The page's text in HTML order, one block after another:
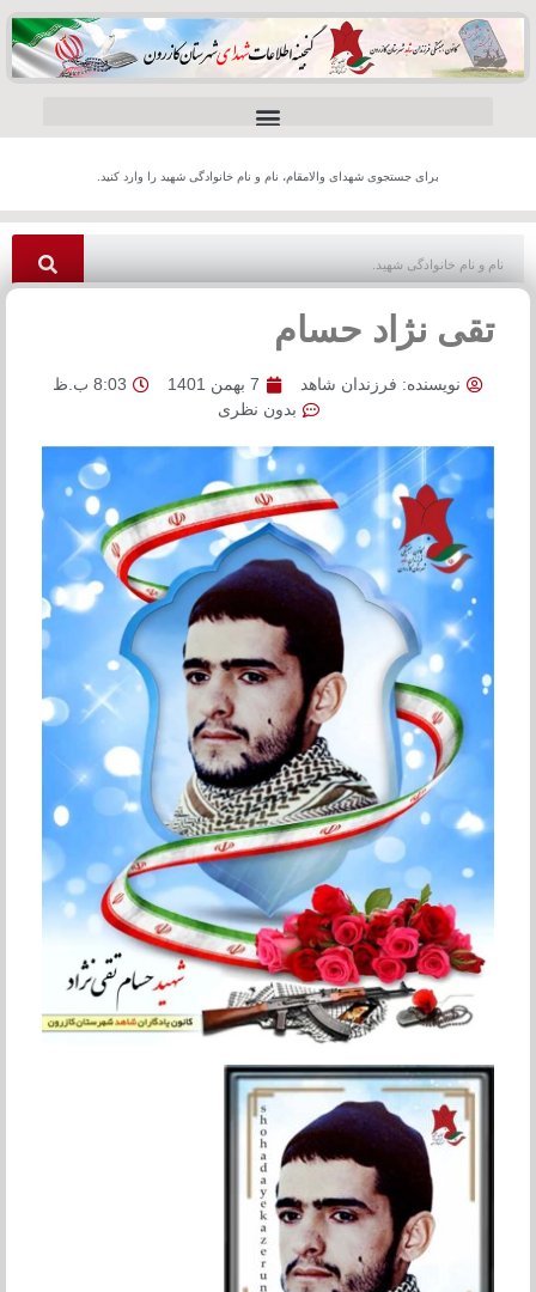
برای جستجوی شهدای والامقام، نام و نام خانوادگی شهید را وارد کنید.
تقی نژاد حسام
نویسنده: فرزندان شاهد 7 بهمن 1401
8:03 ب.ظ
بدون نظری